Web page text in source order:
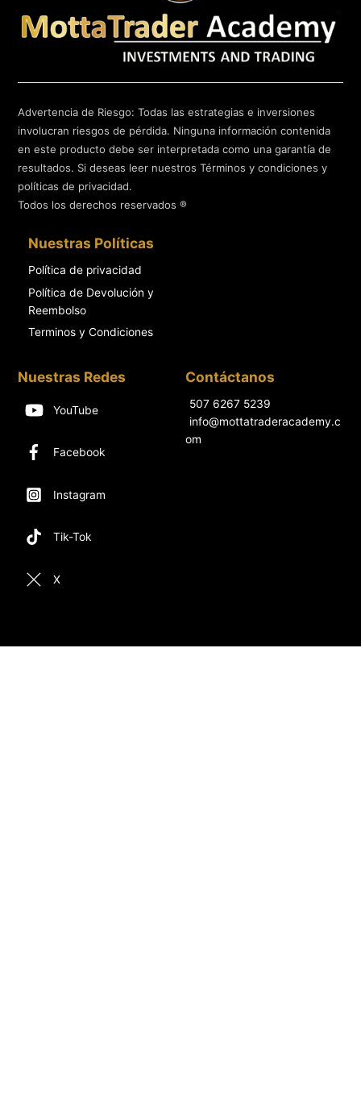
Advertencia de Riesgo: Todas las estrategias e inversiones
involucran riesgos de pérdida. Ninguna información contenida
en este producto debe ser interpretada como una garantía de
resultados. Si deseas leer nuestros Términos y condiciones y
políticas de privacidad.
Todos los derechos reservados ®
Nuestras Políticas
Política de privacidad
Política de Devolución y
Reembolso
Terminos y Condiciones
Nuestras Redes
YouTube
Facebook
Instagram
Tik-Tok
X
Contáctanos
507 6267 5239
info@mottatraderacademy.c
om